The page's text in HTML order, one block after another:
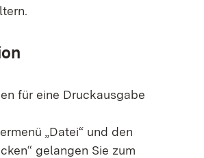
für eine Druckausgabe
„Datei“ und den
gelangen Sie zum